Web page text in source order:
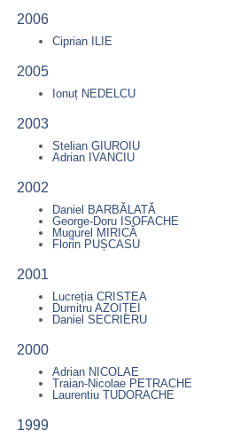
2006
Ciprian ILIE
2005
Ionuț NEDELCU
2003
Stelian GIUROIU
Adrian IVANCIU
2002
Daniel BARBĂLATĂ
George-Doru ISOFACHE
Mugurel MIRICĂ
Florin PUȘCASU
2001
Lucreția CRISTEA
Dumitru AZOIȚEI
Daniel SECRIERU
2000
Adrian NICOLAE
Traian-Nicolae PETRACHE
Laurentiu TUDORACHE
1999